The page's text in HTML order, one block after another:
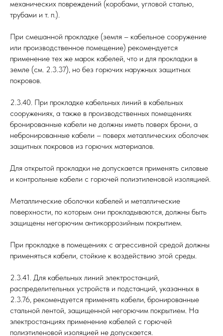
механических повреждений (коробами, угловой сталью,
трубами и т. п.).
При смешанной прокладке (земля – кабельное сооружение
или производственное помещение) рекомендуется
применение тех же марок кабелей, что и для прокладки в
земле (см. 2.3.37), но без горючих наружных защитных
покровов.
2.3.40. При прокладке кабельных линий в кабельных
сооружениях, а также в производственных помещениях
бронированные кабели не должны иметь поверх брони, а
небронированные кабели – поверх металлических оболочек
защитных покровов из горючих материалов.
Для открытой прокладки не допускается применять силовые
и контрольные кабели с горючей полиэтиленовой изоляцией.
Металлические оболочки кабелей и металлические
поверхности, по которым они прокладываются, должны быть
защищены негорючим антикоррозийным покрытием.
При прокладке в помещениях с агрессивной средой должны
применяться кабели, стойкие к воздействию этой среды.
2.3.41. Для кабельных линий электростанций,
распределительных устройств и подстанций, указанных в
2.3.76, рекомендуется применять кабели, бронированные
стальной лентой, защищенной негорючим покрытием. На
электростанциях применение кабелей с горючей
полиэтиленовой изоляцией не допускается.